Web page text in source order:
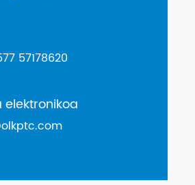
57178620
elektronikoa